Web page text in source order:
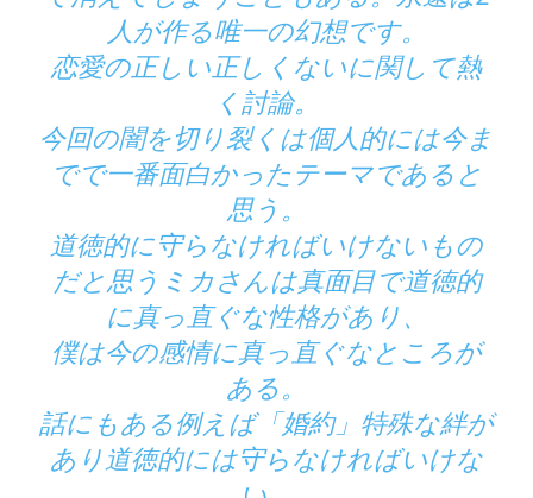
人が作る唯一の幻想です。
恋愛の正しい正しくないに関して熱
く討論。
今回の闇を切り裂くは個人的には今ま
でで一番面白かったテーマであると
思う。
道徳的に守らなければいけないもの
だと思うミカさんは真面目で道徳的
に真っ直ぐな性格があり、
僕は今の感情に真っ直ぐなところが
ある。
話にもある例えば「婚約」特殊な絆が
あり道徳的には守らなければいけな